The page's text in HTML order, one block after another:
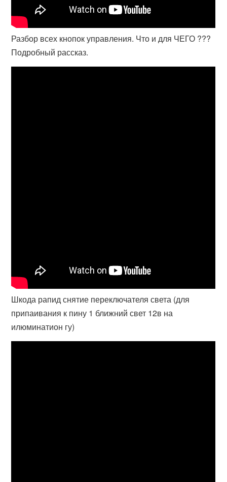
Разбор всех кнопок управления. Что и для ЧЕГО ???
Подробный рассказ.
Шкода рапид снятие переключателя света (для
припаивания к пину 1 ближний свет 12в на
илюминатион гу)